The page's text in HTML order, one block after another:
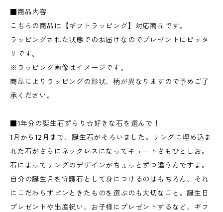
■商品内容
こちらの商品は【ギフトラッピング】対応商品です。
ラッピングされた状態でのお届けなのでプレゼントにピッタ
リです。
※ラッピング画像はイメージです。
商品によりラッピングの形状、柄が異なりますので予めご了
承ください。
■1年分の誕生石ずらり☆好きな石を選んで！
1月から12月まで、誕生石がそろいました。リングに埋め込ま
れた石がさらにネックレスになってキュートさもひとしお。
石によってリングのデザインがちょっとずつ違うんですよ。
自分の誕生月を守護石として身につけるのはもちろん、それ
にこだわらずピンときたものを選ぶのも大切なこと。誕生日
プレゼントや出産祝い、お子様にプレゼントするなど、ギフ